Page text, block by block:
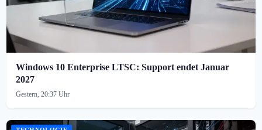
Windows 10 Enterprise LTSC: Support endet Januar
2027
Gestern, 20:37 Uhr